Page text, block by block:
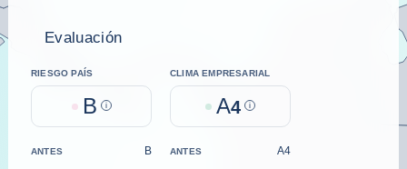
Evaluación
RIESGO PAÍS
B Help
CLIMA EMPRESARIAL
A4 Help
ANTES B ANTES A4